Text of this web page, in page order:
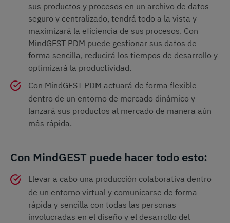
sus productos y procesos en un archivo de datos
seguro y centralizado, tendrá todo a la vista y
maximizará la eficiencia de sus procesos. Con
MindGEST PDM puede gestionar sus datos de
forma sencilla, reducirá los tiempos de desarrollo y
optimizará la productividad.
Con MindGEST PDM actuará de forma flexible
dentro de un entorno de mercado dinámico y
lanzará sus productos al mercado de manera aún
más rápida.
Con MindGEST puede hacer todo esto:
Llevar a cabo una producción colaborativa dentro
de un entorno virtual y comunicarse de forma
rápida y sencilla con todas las personas
involucradas en el diseño y el desarrollo del